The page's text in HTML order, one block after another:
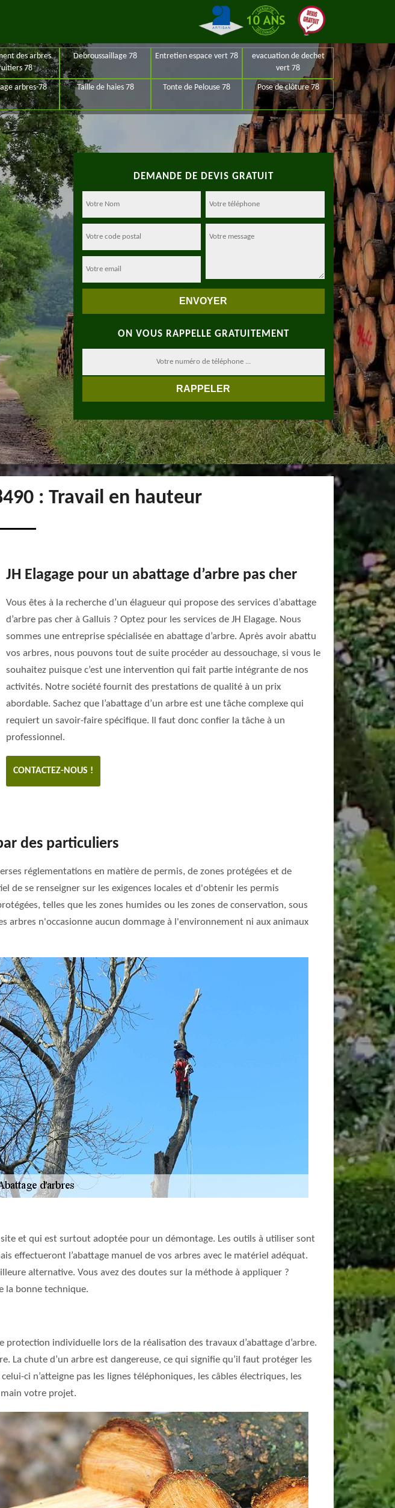
des arbres
78
Debroussaillage 78 Entretien espace vert 78
evacuation de dechet
vert 78
arbres-78 Taille de haies 78 Tonte de Pelouse 78 Pose de clôture 78
DEMANDE DE DEVIS GRATUIT
ON VOUS RAPPELLE GRATUITEMENT
: Travail en hauteur
JH Elagage pour un abattage d’arbre pas cher
Vous êtes à la recherche d’un élagueur qui propose des services d’abattage
d’arbre pas cher à Galluis ? Optez pour les services de JH Elagage. Nous
sommes une entreprise spécialisée en abattage d’arbre. Après avoir abattu
vos arbres, nous pouvons tout de suite procéder au dessouchage, si vous le
souhaitez puisque c’est une intervention qui fait partie intégrante de nos
activités. Notre société fournit des prestations de qualité à un prix
abordable. Sachez que l’abattage d’un arbre est une tâche complexe qui
requiert un savoir-faire spécifique. Il faut donc confier la tâche à un
professionnel.
CONTACTEZ-NOUS !
des particuliers
réglementations en matière de permis, de zones protégées et de
de se renseigner sur les exigences locales et d'obtenir les permis
telles que les zones humides ou les zones de conservation, sous
arbres n'occasionne aucun dommage à l'environnement ni aux animaux
et qui est surtout adoptée pour un démontage. Les outils à utiliser sont
effectueront l’abattage manuel de vos arbres avec le matériel adéquat.
alternative. Vous avez des doutes sur la méthode à appliquer ?
la bonne technique.
individuelle lors de la réalisation des travaux d’abattage d’arbre.
La chute d’un arbre est dangereuse, ce qui signifie qu’il faut protéger les
ci n’atteigne pas les lignes téléphoniques, les câbles électriques, les
votre projet.